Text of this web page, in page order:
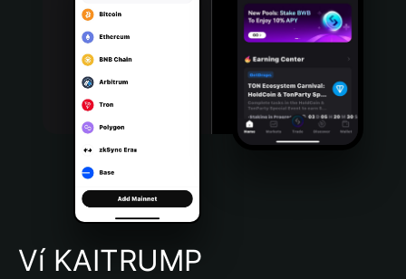
Português (Portugal)
Bahasa Indonesia
Português (Brasil)
Español (Argentina)
Ví KAITRUMP